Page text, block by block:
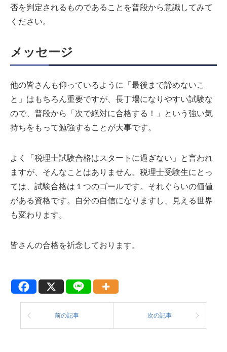
否を判定されるものであることを普段から意識してみて
ください。
メッセージ
他の皆さんも仰っているように「最後まで諦めないこ
と」はもちろん重要ですが、長丁場になりやすい試験な
ので、普段から「次で絶対に合格する！」という強い気
持ちをもって勉強することが大事です。
よく「税理士試験合格はスタートに過ぎない」と言われ
ますが、そんなことはありません。税理士受験生にとっ
ては、試験合格は１つのゴールです。それぐらいの価値
がある資格です。自分の自信になりますし、見える世界
も変わります。
皆さんの合格を祈念しております。
前の記事 次の記事